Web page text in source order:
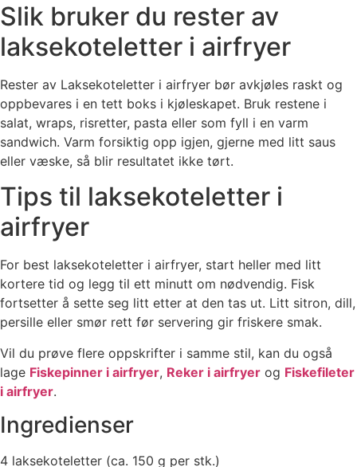
Slik bruker du rester av
laksekoteletter i airfryer
Rester av Laksekoteletter i airfryer bør avkjøles raskt og
oppbevares i en tett boks i kjøleskapet. Bruk restene i
salat, wraps, risretter, pasta eller som fyll i en varm
sandwich. Varm forsiktig opp igjen, gjerne med litt saus
eller væske, så blir resultatet ikke tørt.
Tips til laksekoteletter i
airfryer
For best laksekoteletter i airfryer, start heller med litt
kortere tid og legg til ett minutt om nødvendig. Fisk
fortsetter å sette seg litt etter at den tas ut. Litt sitron, dill,
persille eller smør rett før servering gir friskere smak.
Vil du prøve flere oppskrifter i samme stil, kan du også
lage Fiskepinner i airfryer, Reker i airfryer og Fiskefileter
i airfryer.
Ingredienser
4 laksekoteletter (ca. 150 g per stk.)